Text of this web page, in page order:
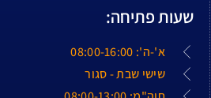
שעות פתיחה:
א'-ה': 08:00-16:00
שישי שבת - סגור